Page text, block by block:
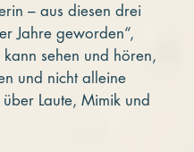
– aus diesen drei
Jahre geworden“,
sehen und hören,
und nicht alleine
Laute, Mimik und